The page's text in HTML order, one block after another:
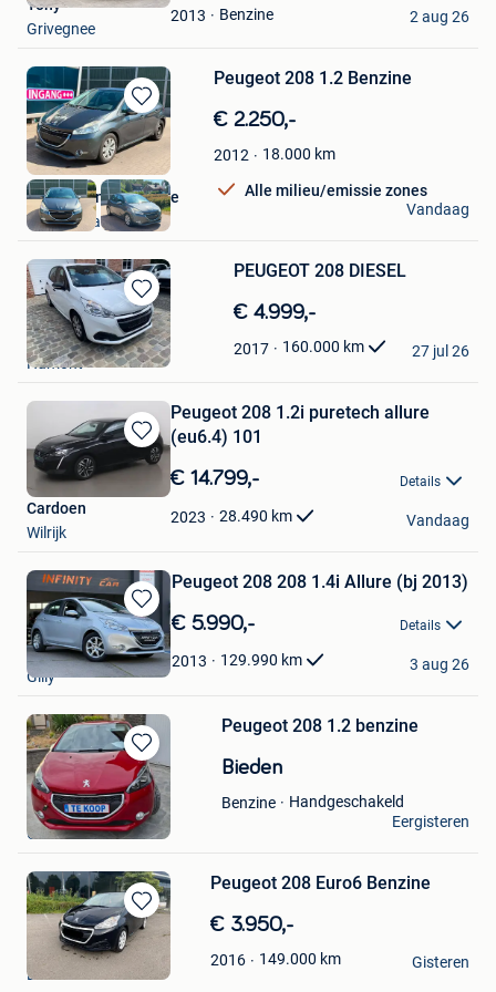
Favorieten
2013 Benzine
Tony
Grivegnee
2 aug 26
Bewaren
in
Mijn
Favorieten
Peugeot 208 1.2 Benzine
€ 2.250,-
2012 18.000 km
Alle milieu/emissie zones
Steven van den bosse
Sint-Niklaas
Vandaag
Bewaren
in
Mijn
Favorieten
PEUGEOT 208 DIESEL
€ 4.999,-
2017 160.000 km
Patrick
Hamont
27 jul 26
Bewaren
in
Favorieten
Peugeot 208 1.2i puretech allure
(eu6.4) 101
€ 14.799,- Details
2023 28.490 km
Cardoen
Wilrijk
Vandaag
Bewaren
in
Mijn
Favorieten
Peugeot 208 208 1.4i Allure (bj 2013)
€ 5.990,- Details
2013 129.990 km
INFINITY CAR
Gilly
3 aug 26
Bewaren
in
Mijn
Favorieten
Peugeot 208 1.2 benzine
Bieden
Benzine Handgeschakeld
Pipa
Galmaarden
Eergisteren
Bewaren
in
Mijn
Favorieten
Peugeot 208 Euro6 Benzine
€ 3.950,-
2016 149.000 km
Garage Nb
Boom
Gisteren